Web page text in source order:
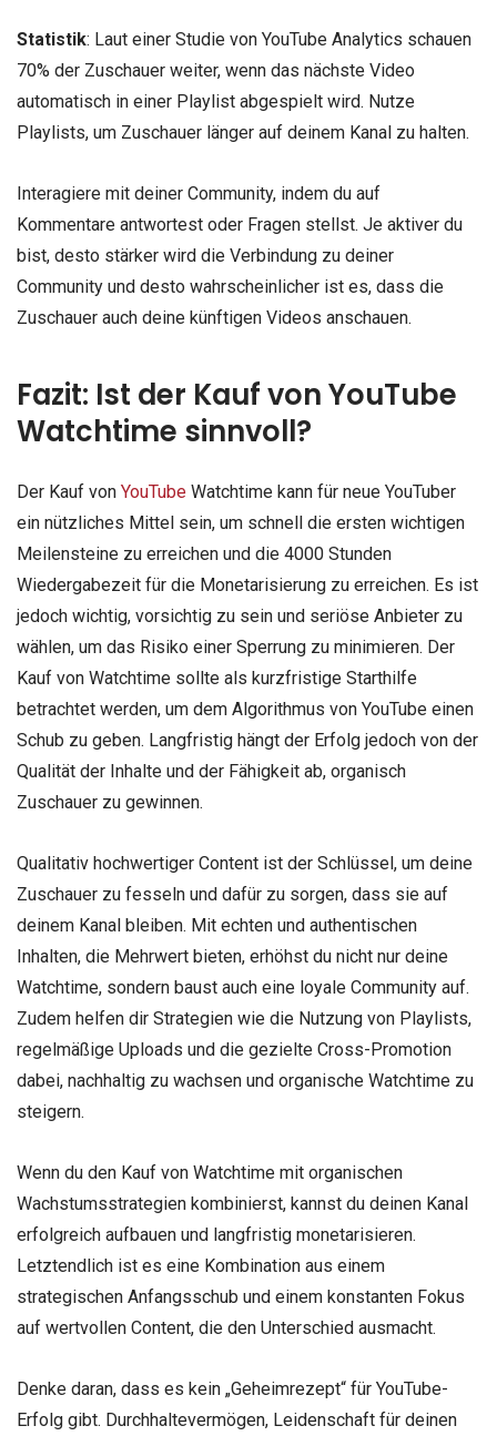
Statistik: Laut einer Studie von YouTube Analytics schauen
70% der Zuschauer weiter, wenn das nächste Video
automatisch in einer Playlist abgespielt wird. Nutze
Playlists, um Zuschauer länger auf deinem Kanal zu halten.
Interagiere mit deiner Community, indem du auf
Kommentare antwortest oder Fragen stellst. Je aktiver du
bist, desto stärker wird die Verbindung zu deiner
Community und desto wahrscheinlicher ist es, dass die
Zuschauer auch deine künftigen Videos anschauen.
Fazit: Ist der Kauf von YouTube
Watchtime sinnvoll?
Der Kauf von YouTube Watchtime kann für neue YouTuber
ein nützliches Mittel sein, um schnell die ersten wichtigen
Meilensteine zu erreichen und die 4000 Stunden
Wiedergabezeit für die Monetarisierung zu erreichen. Es ist
jedoch wichtig, vorsichtig zu sein und seriöse Anbieter zu
wählen, um das Risiko einer Sperrung zu minimieren. Der
Kauf von Watchtime sollte als kurzfristige Starthilfe
betrachtet werden, um dem Algorithmus von YouTube einen
Schub zu geben. Langfristig hängt der Erfolg jedoch von der
Qualität der Inhalte und der Fähigkeit ab, organisch
Zuschauer zu gewinnen.
Qualitativ hochwertiger Content ist der Schlüssel, um deine
Zuschauer zu fesseln und dafür zu sorgen, dass sie auf
deinem Kanal bleiben. Mit echten und authentischen
Inhalten, die Mehrwert bieten, erhöhst du nicht nur deine
Watchtime, sondern baust auch eine loyale Community auf.
Zudem helfen dir Strategien wie die Nutzung von Playlists,
regelmäßige Uploads und die gezielte Cross-Promotion
dabei, nachhaltig zu wachsen und organische Watchtime zu
steigern.
Wenn du den Kauf von Watchtime mit organischen
Wachstumsstrategien kombinierst, kannst du deinen Kanal
erfolgreich aufbauen und langfristig monetarisieren.
Letztendlich ist es eine Kombination aus einem
strategischen Anfangsschub und einem konstanten Fokus
auf wertvollen Content, die den Unterschied ausmacht.
Denke daran, dass es kein „Geheimrezept“ für YouTube-
Erfolg gibt. Durchhaltevermögen, Leidenschaft für deinen